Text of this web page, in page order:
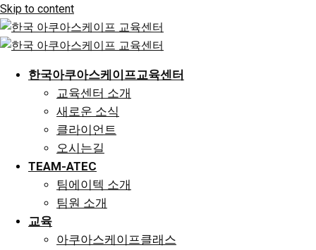
Skip to content
한국아쿠아스케이프교육센터
교육센터 소개
새로운 소식
클라이언트
오시는길
TEAM-ATEC
팀에이텍 소개
팀원 소개
교육
아쿠아스케이프클래스